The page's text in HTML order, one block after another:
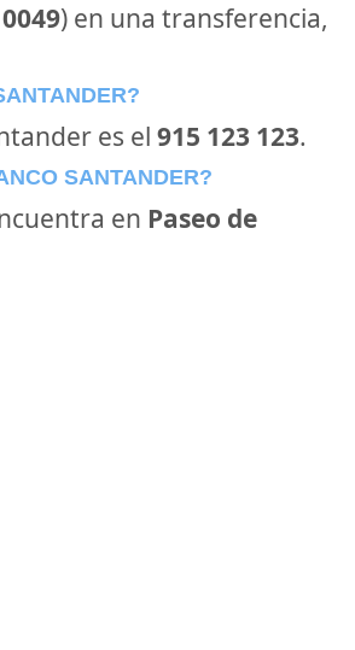
0049) en una transferencia,
es el 915 123 123.
SANTANDER?
en Paseo de